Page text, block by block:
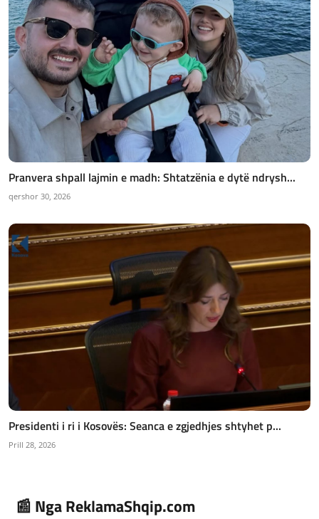
Pranvera shpall lajmin e madh: Shtatzënia e dytë ndrysh...
qershor 30, 2026
Presidenti i ri i Kosovës: Seanca e zgjedhjes shtyhet p...
Prill 28, 2026
📰 Nga ReklamaShqip.com